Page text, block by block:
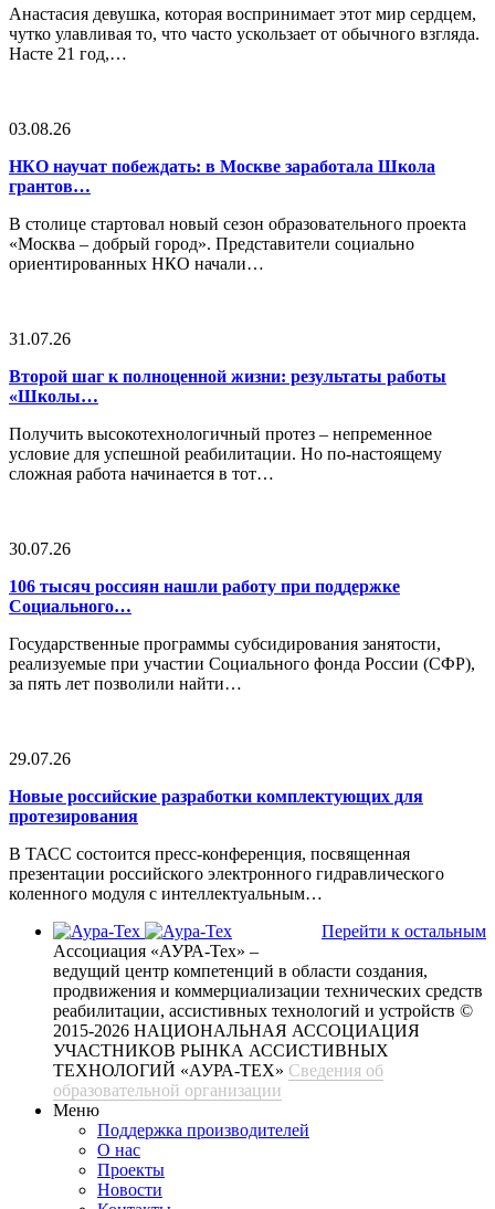
Анастасия девушка, которая воспринимает этот мир сердцем,
чутко улавливая то, что часто ускользает от обычного взгляда.
Насте 21 год,…
03.08.26
НКО научат побеждать: в Москве заработала Школа
грантов…
В столице стартовал новый сезон образовательного проекта
«Москва – добрый город». Представители социально
ориентированных НКО начали…
31.07.26
Второй шаг к полноценной жизни: результаты работы
«Школы…
Получить высокотехнологичный протез – непременное
условие для успешной реабилитации. Но по-настоящему
сложная работа начинается в тот…
30.07.26
106 тысяч россиян нашли работу при поддержке
Социального…
Государственные программы субсидирования занятости,
реализуемые при участии Социального фонда России (СФР),
за пять лет позволили найти…
29.07.26
Новые российские разработки комплектующих для
протезирования
В ТАСС состоится пресс-конференция, посвященная
презентации российского электронного гидравлического
коленного модуля с интеллектуальным…
Перейти к остальным
Ассоциация «АУРА-Тех» –
ведущий центр компетенций в области создания,
продвижения и коммерциализации технических средств
реабилитации, ассистивных технологий и устройств ©
2015-2026 НАЦИОНАЛЬНАЯ АССОЦИАЦИЯ
УЧАСТНИКОВ РЫНКА АССИСТИВНЫХ
ТЕХНОЛОГИЙ «АУРА-ТЕХ» Сведения об
образовательной организации
Меню
Поддержка производителей
О нас
Проекты
Новости